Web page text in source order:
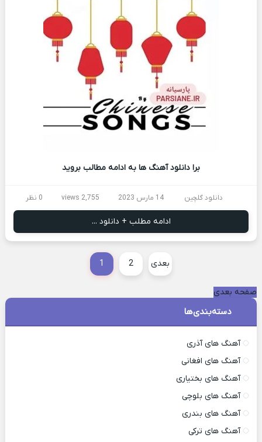
برا دانلود آهنگ ها به ادامه مطالب بروید
دانلود گلچین 14 مارس 2023 2,755 views 0 نظر
ادامه مطلب + دانلود ...
1 2 بعدی
صفحه بعدی
دسته‌بندی‌ها
آهنگ های آذری
آهنگ های افغانی
آهنگ های بختیاری
آهنگ های بلوچی
آهنگ های بندری
آهنگ های ترکی